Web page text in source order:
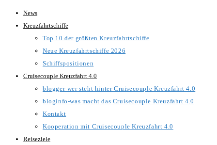
Zum
Inhalt
News
Kreuzfahrtschiffe
Top 10 der größten Kreuzfahrtschiffe
Neue Kreuzfahrtschiffe 2026
Schiffspositionen
Cruisecouple Kreuzfahrt 4.0
blogger-wer steht hinter Cruisecouple Kreuzfahrt 4.0
bloginfo-was macht das Cruisecouple Kreuzfahrt 4.0
Kontakt
Kooperation mit Cruisecouple Kreuzfahrt 4.0
Reiseziele